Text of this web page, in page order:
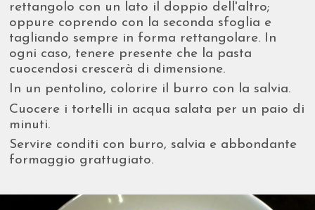
rettangolo con un lato il doppio dell'altro;
oppure coprendo con la seconda sfoglia e
tagliando sempre in forma rettangolare. In
ogni caso, tenere presente che la pasta
cuocendosi crescerà di dimensione.
In un pentolino, colorire il burro con la salvia.
Cuocere i tortelli in acqua salata per un paio di
minuti.
Servire conditi con burro, salvia e abbondante
formaggio grattugiato.